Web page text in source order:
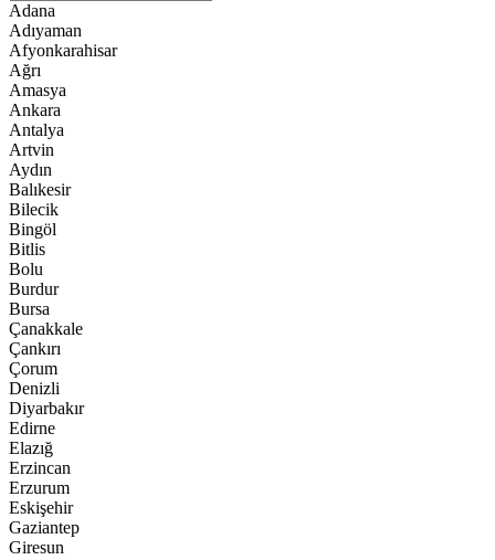
Adana
Adıyaman
Afyonkarahisar
Ağrı
Amasya
Ankara
Antalya
Artvin
Aydın
Balıkesir
Bilecik
Bingöl
Bitlis
Bolu
Burdur
Bursa
Çanakkale
Çankırı
Çorum
Denizli
Diyarbakır
Edirne
Elazığ
Erzincan
Erzurum
Eskişehir
Gaziantep
Giresun